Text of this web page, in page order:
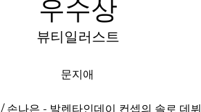
우수상
뷰티일러스트
문지애
손나은 - 발렌타인데이 컨셉의 솔로 데뷔